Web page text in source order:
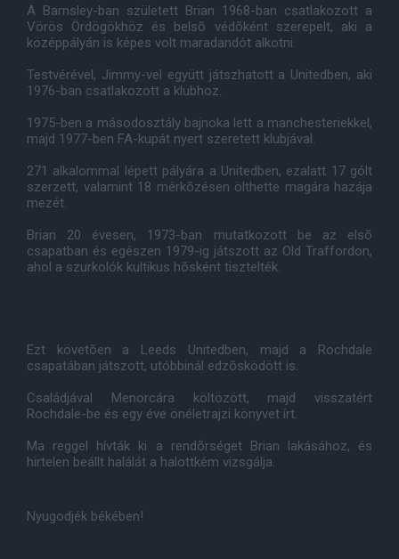
A Barnsley-ban született Brian 1968-ban csatlakozott a
Vörös Ördögökhöz és belsõ védõként szerepelt, aki a
középpályán is képes volt maradandót alkotni.
Testvérével, Jimmy-vel együtt játszhatott a Unitedben, aki
1976-ban csatlakozott a klubhoz.
1975-ben a másodosztály bajnoka lett a manchesteriekkel,
majd 1977-ben FA-kupát nyert szeretett klubjával.
271 alkalommal lépett pályára a Unitedben, ezalatt 17 gólt
szerzett, valamint 18 mérkõzésen ölthette magára hazája
mezét.
Brian 20 évesen, 1973-ban mutatkozott be az elsõ
csapatban és egészen 1979-ig játszott az Old Traffordon,
ahol a szurkolók kultikus hõsként tisztelték.
Ezt követõen a Leeds Unitedben, majd a Rochdale
csapatában játszott, utóbbinál edzõsködött is.
Családjával Menorcára költözött, majd visszatért
Rochdale-be és egy éve önéletrajzi könyvet írt.
Ma reggel hívták ki a rendõrséget Brian lakásához, és
hirtelen beállt halálát a halottkém vizsgálja.
Nyugodjék békében!